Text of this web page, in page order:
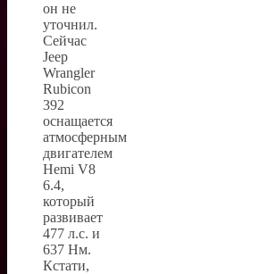
он не
уточнил.
Сейчас
Jeep
Wrangler
Rubicon
392
оснащается
атмосферным
двигателем
Hemi V8
6.4,
который
развивает
477 л.с. и
637 Нм.
Кстати,